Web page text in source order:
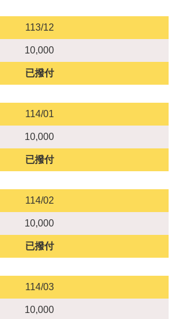
113/12
10,000
已撥付
114/01
10,000
已撥付
114/02
10,000
已撥付
114/03
10,000